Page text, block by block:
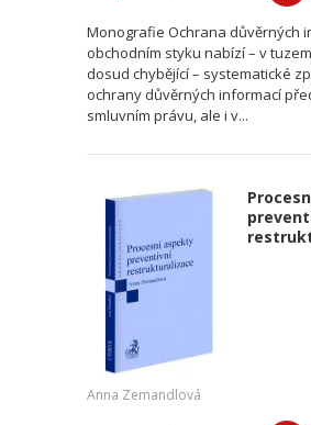
Monografie Ochrana důvěrných
obchodním styku nabízí – v
dosud chybějící – systematické
ochrany důvěrných informací
smluvním právu, ale i v...
Anna Zemandlová